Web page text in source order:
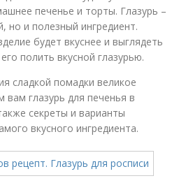
печенье и торты. Глазурь –
но и полезный ингредиент.
будет вкуснее и выглядеть
полить вкусной глазурью.
сладкой помадки великое
глазурь для печенья в
секреты и варианты
вкусного ингредиента.